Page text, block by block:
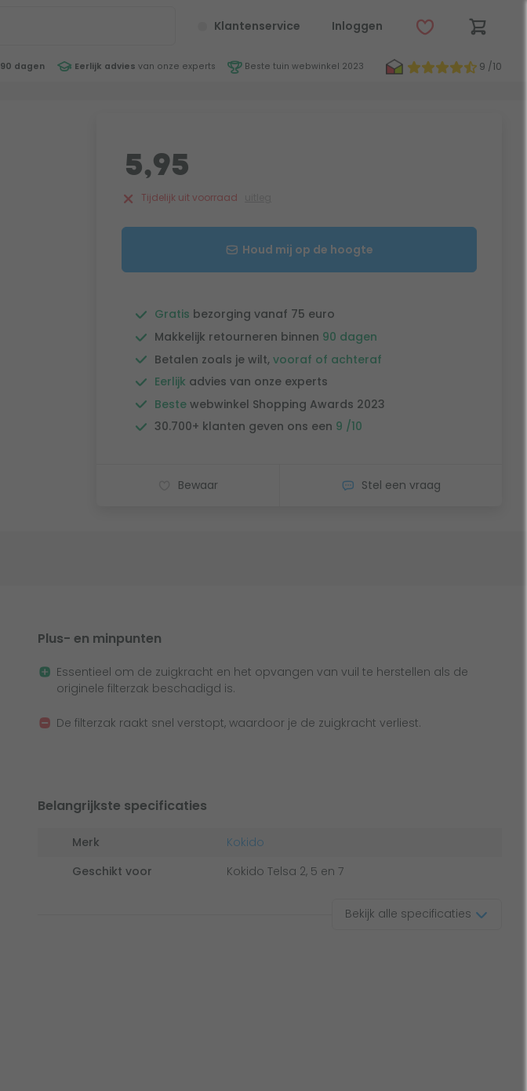
Klantenservice Inloggen
90 dagen Eerlijk advies van onze experts Beste tuin webwinkel 2023
9 /10
5,95
Tijdelijk uit voorraad
Houd mij op de hoogte
Gratis bezorging vanaf 75 euro
Makkelijk retourneren binnen 90 dagen
Betalen zoals je wilt, vooraf of achteraf
Eerlijk advies van onze experts
Bestewebwinkel Shopping Awards 2023
30.700+ klanten geven ons een 9 /10
Bewaar Stel een vraag
Plus- en minpunten
Essentieel om de zuigkracht en het opvangen van vuil te herstellen als de
originele filterzak beschadigd is.
De filterzak raakt snel verstopt, waardoor je de zuigkracht verliest.
Belangrijkste specificaties
Merk
Kokido
Geschikt voor
Kokido Telsa 2, 5 en 7
Bekijk alle specificaties